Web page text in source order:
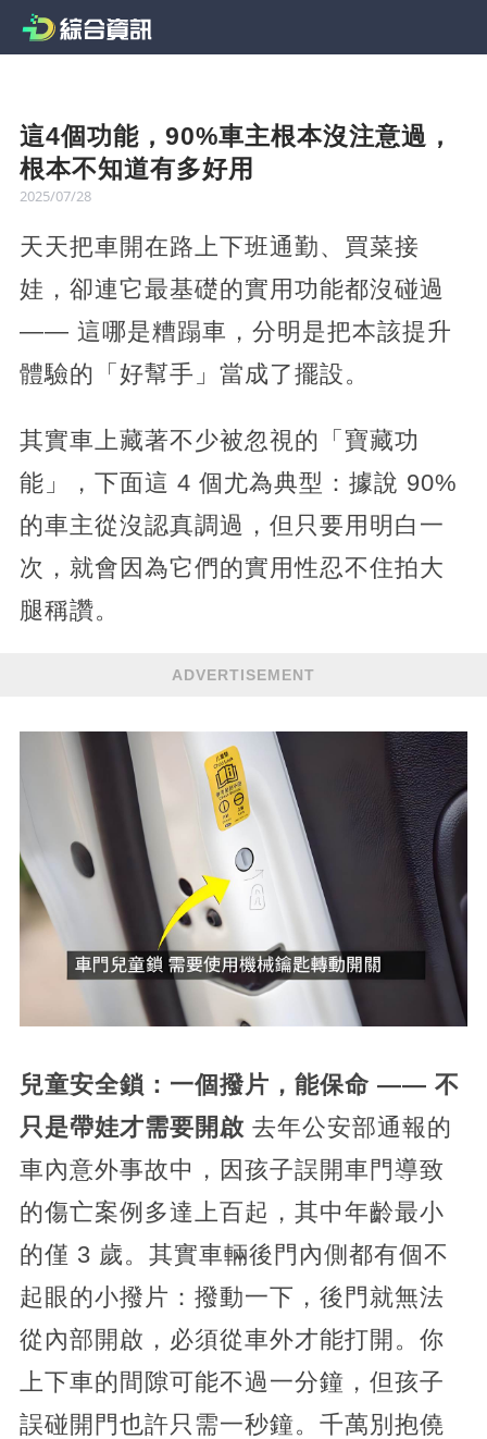
這4個功能，90%車主根本沒注意過，
根本不知道有多好用
2025/07/28
天天把車開在路上下班通勤、買菜接
娃，卻連它最基礎的實用功能都沒碰過
—— 這哪是糟蹋車，分明是把本該提升
體驗的「好幫手」當成了擺設。
其實車上藏著不少被忽視的「寶藏功
能」，下面這 4 個尤為典型：據說 90%
的車主從沒認真調過，但只要用明白一
次，就會因為它們的實用性忍不住拍大
腿稱讚。
ADVERTISEMENT
兒童安全鎖：一個撥片，能保命 —— 不
只是帶娃才需要開啟 去年公安部通報的
車內意外事故中，因孩子誤開車門導致
的傷亡案例多達上百起，其中年齡最小
的僅 3 歲。其實車輛後門內側都有個不
起眼的小撥片：撥動一下，後門就無法
從內部開啟，必須從車外才能打開。你
上下車的間隙可能不過一分鐘，但孩子
誤碰開門也許只需一秒鐘。千萬別抱僥